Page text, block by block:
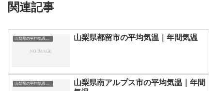
関連記事
山梨県の平均気温まとめ 山梨県都留市の平均気温｜年間気温
山梨県の平均気温まとめ
山梨県南アルプス市の平均気温｜年間